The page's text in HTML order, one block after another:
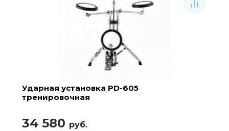
Ударная установка PD-605
тренировочная
34 580 руб.